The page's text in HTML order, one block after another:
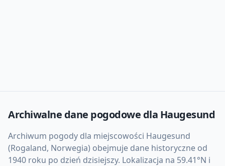
Archiwalne dane pogodowe dla Haugesund
Archiwum pogody dla miejscowości Haugesund
(Rogaland, Norwegia) obejmuje dane historyczne od
1940 roku po dzień dzisiejszy. Lokalizacja na 59.41°N i